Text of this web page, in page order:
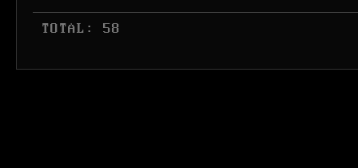
TOTAL: 58